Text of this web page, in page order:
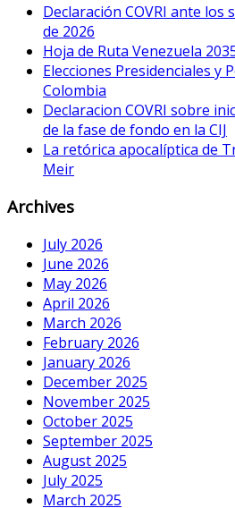
Declaración COVRI ante los
de 2026
Hoja de Ruta Venezuela
Elecciones Presidenciales y
Colombia
Declaracion COVRI sobre
de la fase de fondo en la CIJ
La retórica apocalíptica de
Meir
Archives
July 2026
June 2026
May 2026
April 2026
March 2026
February 2026
January 2026
December 2025
November 2025
October 2025
September 2025
August 2025
July 2025
March 2025